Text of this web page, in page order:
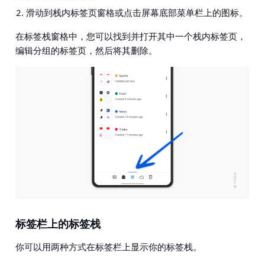
滑动到栈内标签页窗格或点击屏幕底部菜单栏上的图标。
在标签栈窗格中，您可以找到并打开其中一个栈内标签页，
编辑分组的标签页，然后将其删除。
标签栏上的标签栈
你可以用两种方式在标签栏上显示你的标签栈。